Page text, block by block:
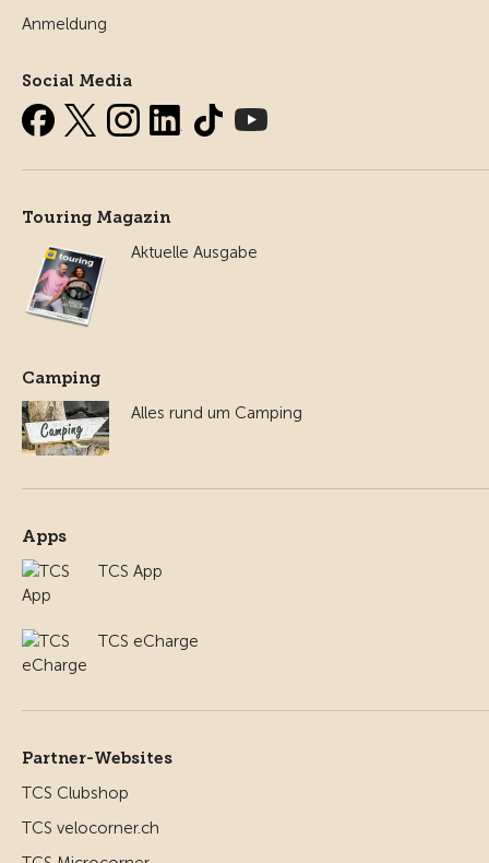
Anmeldung
Social Media
Touring Magazin
Aktuelle Ausgabe
Camping
Alles rund um Camping
Apps
TCS App
TCS eCharge
Partner-Websites
TCS Clubshop
TCS velocorner.ch